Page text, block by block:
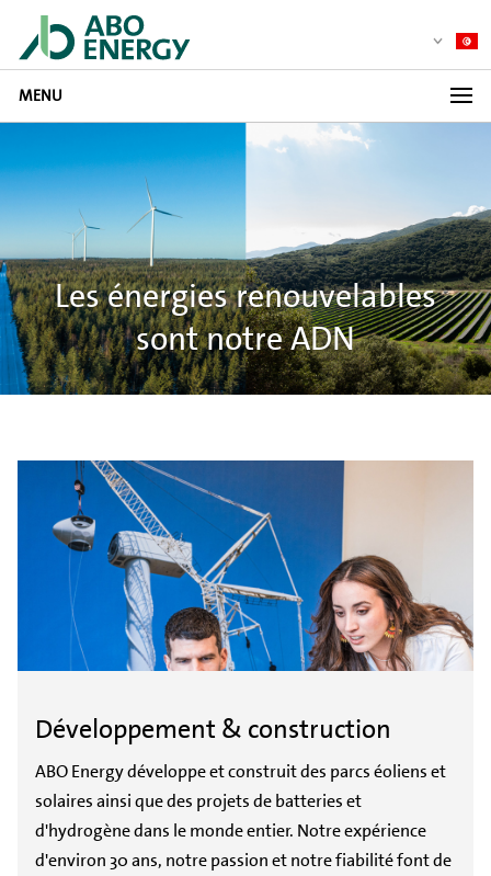
MENU
Les énergies renouvelables
sont notre ADN
Développement & construction
ABO Energy développe et construit des parcs éoliens et
solaires ainsi que des projets de batteries et
d'hydrogène dans le monde entier. Notre expérience
d'environ 30 ans, notre passion et notre fiabilité font de